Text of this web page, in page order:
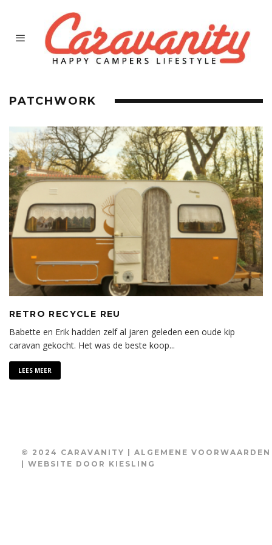
PATCHWORK
RETRO RECYCLE REU
Babette en Erik hadden zelf al jaren geleden een oude kip
caravan gekocht. Het was de beste koop...
LEES MEER
© 2024 CARAVANITY | ALGEMENE VOORWAARDEN
| WEBSITE DOOR KIESLING